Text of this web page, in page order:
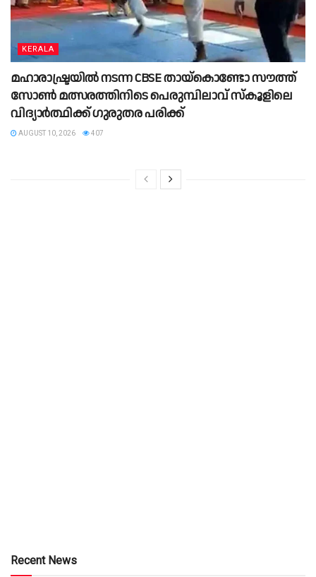
KERALA
മഹാരാഷ്ട്രയിൽ നടന്ന CBSE തായ്കൊണ്ടോ സൗത്ത്
സോൺ മത്സരത്തിനിടെ പെരുമ്പിലാവ് സ്കൂളിലെ
വിദ്യാർത്ഥിക്ക് ഗുരുതര പരിക്ക്
AUGUST 10, 2026 407
Recent News